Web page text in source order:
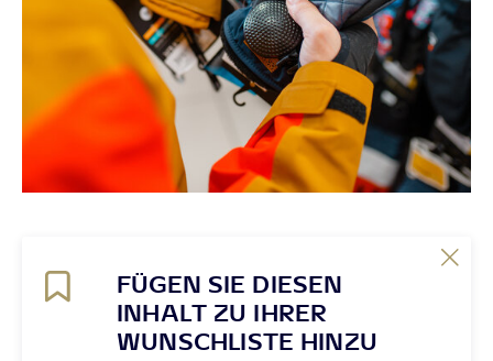
FÜGEN SIE DIESEN
INHALT ZU IHRER
WUNSCHLISTE HINZU